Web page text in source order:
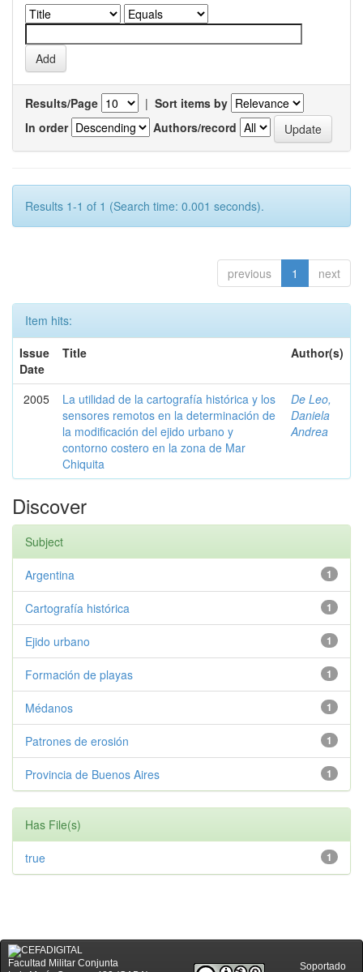
Results/Page | Sort items by
In order
Authors/record
Results 1-1 of 1 (Search time: 0.001 seconds).
previous 1 next
Item hits:
Issue
Date
Title Author(s)
2005
La utilidad de la cartografía histórica y los
sensores remotos en la determinación de
la modificación del ejido urbano y
contorno costero en la zona de Mar
Chiquita
De Leo,
Daniela
Andrea
Discover
Subject
1
Argentina
1
Cartografía histórica
1
Ejido urbano
1
Formación de playas
1
Médanos
1
Patrones de erosión
1
Provincia de Buenos Aires
Has File(s)
1
true
Facultad Militar Conjunta
Soportado